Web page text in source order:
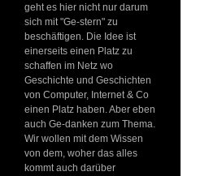
geht es hier nicht nur darum
sich mit "Ge-stern" zu
beschäftigen. Die Idee ist
einerseits einen Platz zu
schaffen im Netz wo
Geschichte und Geschichten
von Computer, Internet & Co
einen Platz haben. Aber eben
auch Ge-danken zum Thema.
Wir wollen mit dem Wissen
von dem, woher das alles
kommt auch darüber